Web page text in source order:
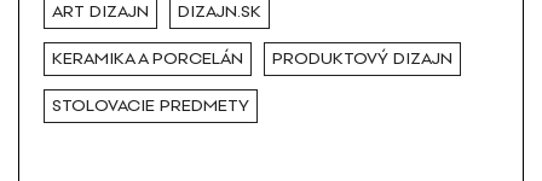
ART DIZAJN DIZAJN.SK
KERAMIKA A PORCELÁN PRODUKTOVÝ DIZAJN
STOLOVACIE PREDMETY